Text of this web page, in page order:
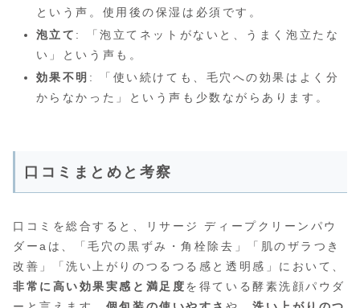
という声。使用後の保湿は必須です。
泡立て : 「泡立てネットがないと、うまく泡立たな
い」という声も。
効果不明 : 「使い続けても、毛穴への効果はよく分
からなかった」という声も少数ながらあります。
口コミまとめと考察
口コミを総合すると、リサージ ディープクリーンパウ
ダーaは、「毛穴の黒ずみ・角栓除去」「肌のザラつき
改善」「洗い上がりのつるつる感と透明感」において、
非常に高い効果実感と満足度を得ている酵素洗顔パウダ